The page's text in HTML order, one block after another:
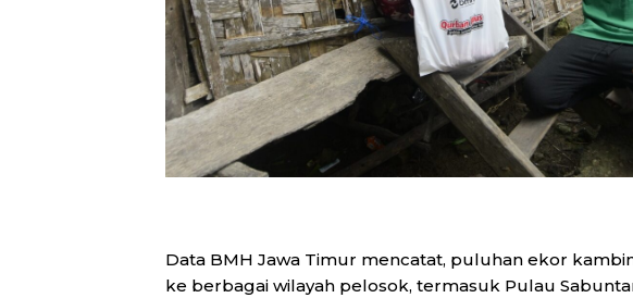
Data BMH Jawa Timur mencatat, puluhan ekor
ke berbagai wilayah pelosok, termasuk Pulau